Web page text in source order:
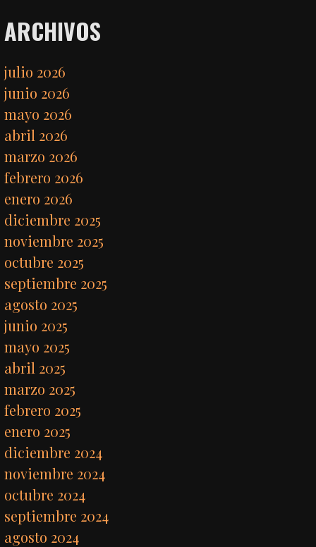
ARCHIVOS
julio 2026
junio 2026
mayo 2026
abril 2026
marzo 2026
febrero 2026
enero 2026
diciembre 2025
noviembre 2025
octubre 2025
septiembre 2025
agosto 2025
junio 2025
mayo 2025
abril 2025
marzo 2025
febrero 2025
enero 2025
diciembre 2024
noviembre 2024
octubre 2024
septiembre 2024
agosto 2024